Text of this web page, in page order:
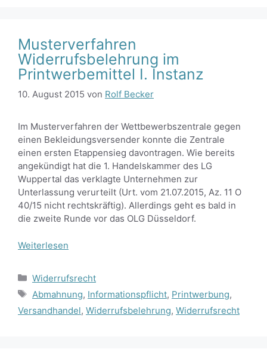
Musterverfahren
Widerrufsbelehrung im
Printwerbemittel I. Instanz
10. August 2015 von Rolf Becker
Im Musterverfahren der Wettbewerbszentrale gegen
einen Bekleidungsversender konnte die Zentrale
einen ersten Etappensieg davontragen. Wie bereits
angekündigt hat die 1. Handelskammer des LG
Wuppertal das verklagte Unternehmen zur
Unterlassung verurteilt (Urt. vom 21.07.2015, Az. 11 O
40/15 nicht rechtskräftig). Allerdings geht es bald in
die zweite Runde vor das OLG Düsseldorf.
Weiterlesen
Kategorien
Widerrufsrecht
Schlagwörter
Abmahnung, Informationspflicht, Printwerbung,
Versandhandel, Widerrufsbelehrung, Widerrufsrecht